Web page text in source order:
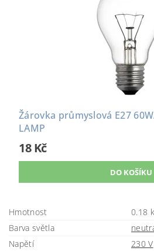
Žárovka průmyslová E27
LAMP
18 Kč
Hmotnost
0.18
Barva světla
Napětí
230 V